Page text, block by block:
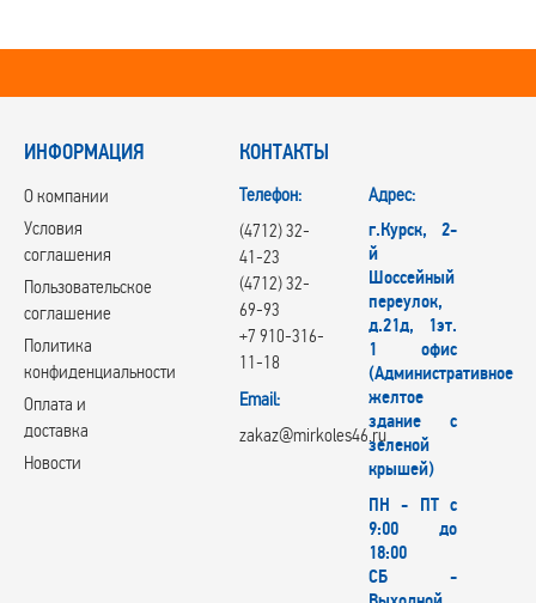
ИНФОРМАЦИЯ
О компании
Условия
соглашения
Пользовательское
соглашение
Политика
конфиденциальности
Оплата и
доставка
Новости
КОНТАКТЫ
Телефон:
(4712) 32-
41-23
(4712) 32-
69-93
+7 910-316-
11-18
Email:
zakaz@mirkoles46.ru
Адрес:
г.Курск, 2-
й
Шоссейный
переулок,
д.21д, 1эт.
1 офис
(Административное
желтое
здание с
зеленой
крышей)
ПН - ПТ с
9:00 до
18:00
СБ -